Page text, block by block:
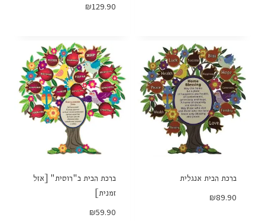
₪129.90
ברכת הבית אנגלית
₪89.90
ברכת הבית ב"רוסית" [אזל
זמנית]
₪59.90